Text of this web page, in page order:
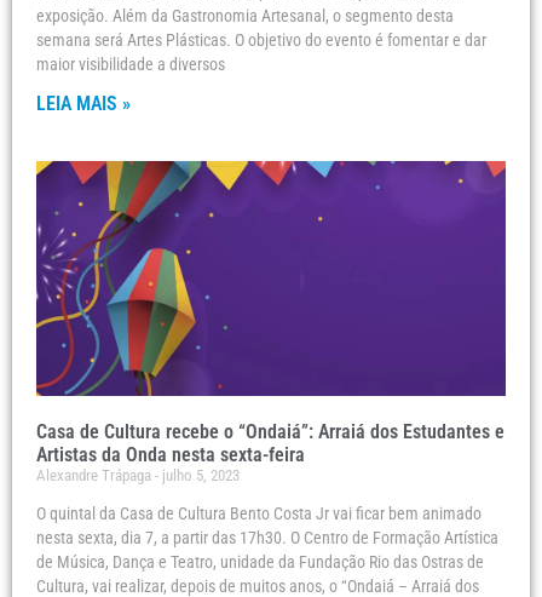
exposição. Além da Gastronomia Artesanal, o segmento desta
semana será Artes Plásticas. O objetivo do evento é fomentar e dar
maior visibilidade a diversos
LEIA MAIS »
Casa de Cultura recebe o “Ondaiá”: Arraiá dos Estudantes e
Artistas da Onda nesta sexta-feira
Alexandre Trápaga julho 5, 2023
O quintal da Casa de Cultura Bento Costa Jr vai ficar bem animado
nesta sexta, dia 7, a partir das 17h30. O Centro de Formação Artística
de Música, Dança e Teatro, unidade da Fundação Rio das Ostras de
Cultura, vai realizar, depois de muitos anos, o “Ondaiá – Arraiá dos